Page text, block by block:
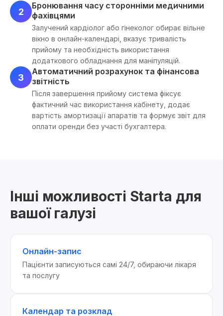
2
Бронювання часу сторонніми медичними
фахівцями
Залучений кардіолог або гінеколог обирає вільне
вікно в онлайн-календарі, вказує тривалість
прийому та необхідність використання
додаткового обладнання для маніпуляцій.
3
Автоматичний розрахунок та фінансова
звітність
Після завершення прийому система фіксує
фактичний час використання кабінету, додає
вартість амортизації апаратів та формує звіт для
оплати оренди без участі бухгалтера.
Інші можливості Starta для
вашої галузі
Онлайн-запис
Пацієнти записуються самі 24/7, обираючи лікаря
та послугу
Календар та розклад